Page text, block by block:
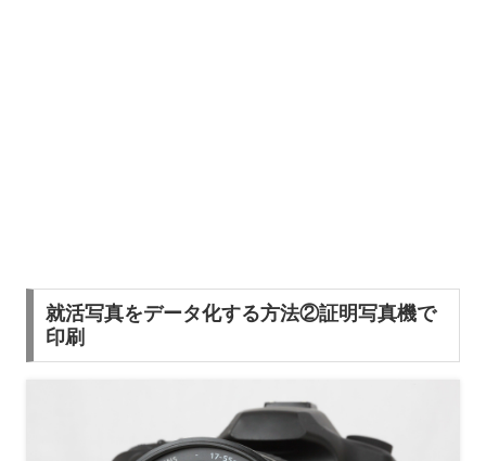
就活写真をデータ化する方法②証明写真機で
印刷